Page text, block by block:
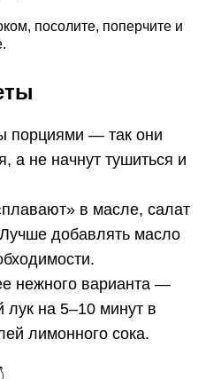
посолите, поперчите и
порциями — так они
а не начнут тушиться и
в масле, салат
добавлять масло
нежного варианта —
лук на 5–10 минут в
лимонного сока.